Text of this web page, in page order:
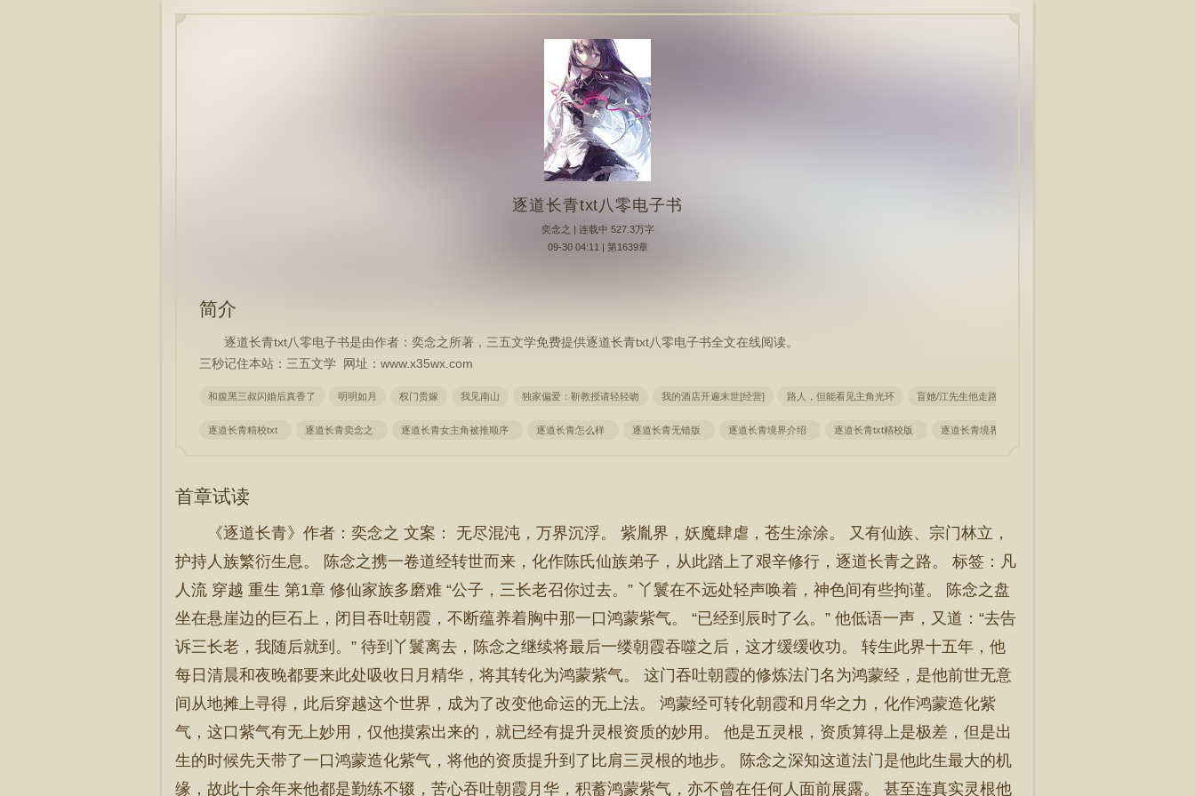
逐道长青txt八零电子书
奕念之 | 连载中 527.3万字
09-30 04:11 | 第1639章
简介
逐道长青txt八零电子书是由作者：奕念之所著，三五文学免费提供逐道长青txt八零电子书全文在线阅读。
三秒记住本站：三五文学 网址：www.x35wx.com
和腹黑三叔闪婚后真香了 明明如月 权门贵嫁 我见南山 独家偏爱：靳教授请轻轻吻 我的酒店开遍末世[经营] 路人，但能看见主角光环 盲她/江先生他走路带醋
逐道长青精校txt 逐道长青奕念之 逐道长青女主角被推顺序 逐道长青怎么样 逐道长青无错版 逐道长青境界介绍 逐道长青txt精校版 逐道长青境界划分
首章试读
《逐道长青》作者：奕念之 文案： 无尽混沌，万界沉浮。 紫胤界，妖魔肆虐，苍生涂涂。 又有仙族、宗门林立，
护持人族繁衍生息。 陈念之携一卷道经转世而来，化作陈氏仙族弟子，从此踏上了艰辛修行，逐道长青之路。 标签：凡
人流 穿越 重生 第1章 修仙家族多磨难 “公子，三长老召你过去。” 丫鬟在不远处轻声唤着，神色间有些拘谨。 陈念之盘
坐在悬崖边的巨石上，闭目吞吐朝霞，不断蕴养着胸中那一口鸿蒙紫气。 “已经到辰时了么。” 他低语一声，又道：“去告
诉三长老，我随后就到。” 待到丫鬟离去，陈念之继续将最后一缕朝霞吞噬之后，这才缓缓收功。 转生此界十五年，他
每日清晨和夜晚都要来此处吸收日月精华，将其转化为鸿蒙紫气。 这门吞吐朝霞的修炼法门名为鸿蒙经，是他前世无意
间从地摊上寻得，此后穿越这个世界，成为了改变他命运的无上法。 鸿蒙经可转化朝霞和月华之力，化作鸿蒙造化紫
气，这口紫气有无上妙用，仅他摸索出来的，就已经有提升灵根资质的妙用。 他是五灵根，资质算得上是极差，但是出
生的时候先天带了一口鸿蒙造化紫气，将他的资质提升到了比肩三灵根的地步。 陈念之深知这道法门是他此生最大的机
缘，故此十余年来他都是勤练不辍，苦心吞吐朝霞月华，积蓄鸿蒙紫气，亦不曾在任何人面前展露。 甚至连真实灵根他